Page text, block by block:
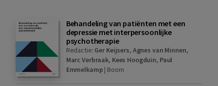
Behandeling van patiënten met een
depressie met interpersoonlijke
psychotherapie
Redactie: Ger Keijsers, Agnes van Minnen,
Marc Verbraak, Kees Hoogduin, Paul
Emmelkamp | Boom